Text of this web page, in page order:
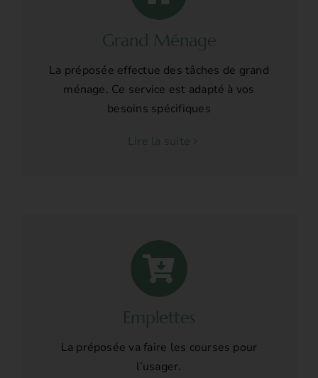
Grand Ménage
La préposée effectue des tâches de grand
ménage. Ce service est adapté à vos
besoins spécifiques
Lire la suite
Emplettes
La préposée va faire les courses pour
l’usager.